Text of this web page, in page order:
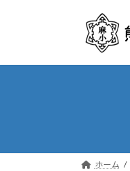
プ
動
ホーム